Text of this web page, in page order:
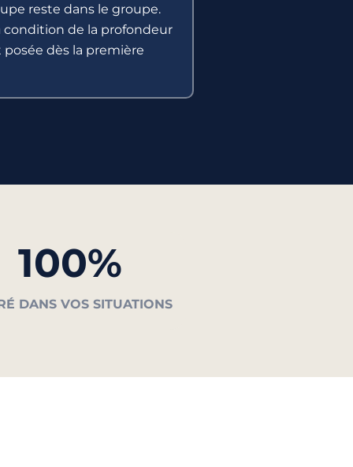
reste dans le groupe.
condition de la profondeur
dès la première
100%
DANS VOS SITUATIONS